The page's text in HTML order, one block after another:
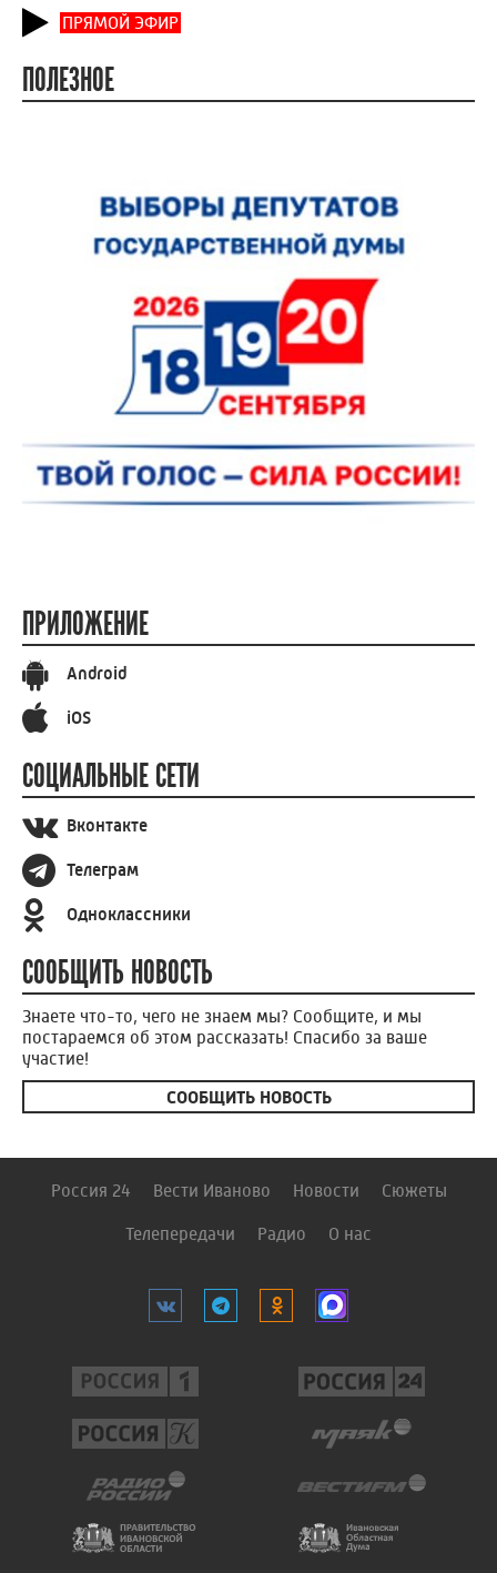
ПРЯМОЙ ЭФИР
ПОЛЕЗНОЕ
ПРИЛОЖЕНИЕ
Android
iOS
СОЦИАЛЬНЫЕ СЕТИ
Вконтакте
Телеграм
Одноклассники
СООБЩИТЬ НОВОСТЬ
Знаете что-то, чего не знаем мы? Сообщите, и мы
постараемся об этом рассказать! Спасибо за ваше
участие!
СООБЩИТЬ НОВОСТЬ
Россия 24 Вести Иваново Новости Сюжеты
Телепередачи Радио О нас